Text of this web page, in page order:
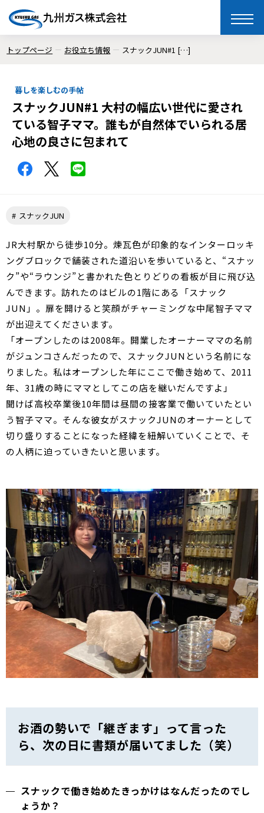
toggle
トップページ お役立ち情報 スナックJUN#1 […]
暮しを楽しむの手帖
スナックJUN#1 大村の幅広い世代に愛され
ている智子ママ。誰もが自然体でいられる居
心地の良さに包まれて
スナックJUN
JR大村駅から徒歩10分。煉瓦色が印象的なインターロッキ
ングブロックで舗装された道沿いを歩いていると、“スナッ
ク”や“ラウンジ”と書かれた色とりどりの看板が目に飛び込
んできます。訪れたのはビルの1階にある「スナック
JUN」。扉を開けると笑顔がチャーミングな中尾智子ママ
が出迎えてくださいます。
「オープンしたのは2008年。開業したオーナーママの名前
がジュンコさんだったので、スナックJUNという名前にな
りました。私はオープンした年にここで働き始めて、2011
年、31歳の時にママとしてこの店を継いだんですよ」
聞けば高校卒業後10年間は昼間の接客業で働いていたとい
う智子ママ。そんな彼女がスナックJUNのオーナーとして
切り盛りすることになった経緯を紐解いていくことで、そ
の人柄に迫っていきたいと思います。
お酒の勢いで「継ぎます」って言った
ら、次の日に書類が届いてました（笑）
スナックで働き始めたきっかけはなんだったのでし
ょうか？